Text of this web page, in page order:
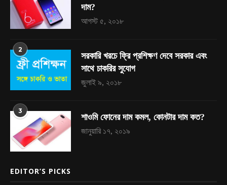
দাম?
আগস্ট ৫, ২০১৮
2
সরকারি খরচে ফ্রি প্রশিক্ষণ দেবে সরকার এবং
সাথে চাকরির সুযোগ
জুলাই ৯, ২০১৮
3
শাওমি ফোনের দাম কমল, কোনটার দাম কত?
জানুয়ারি ১৭, ২০১৯
EDITOR’S PICKS